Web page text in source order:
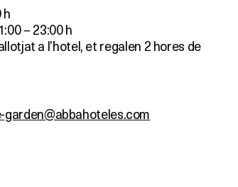
h
– 23:00 h
a l’hotel, et regalen 2 hores de
garden@abbahoteles.com